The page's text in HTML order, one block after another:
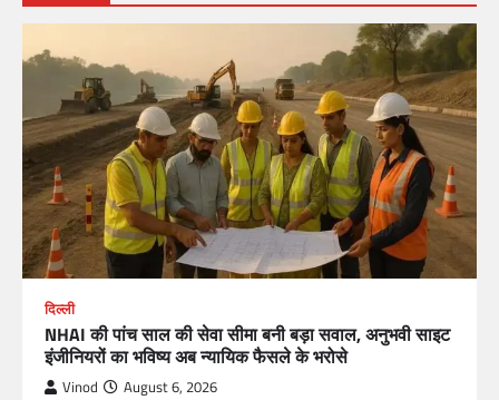
दिल्ली
NHAI की पांच साल की सेवा सीमा बनी बड़ा सवाल, अनुभवी साइट
इंजीनियरों का भविष्य अब न्यायिक फैसले के भरोसे
Vinod August 6, 2026